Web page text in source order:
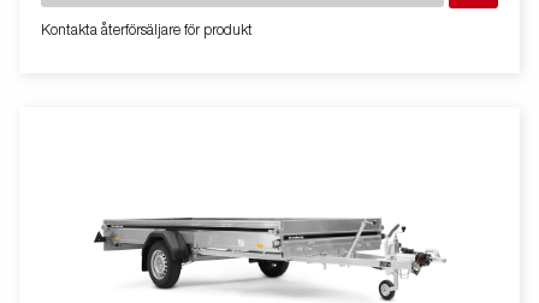
Kontakta återförsäljare för produkt